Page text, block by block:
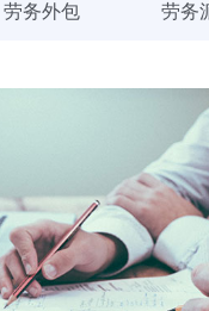
劳务外包 劳务